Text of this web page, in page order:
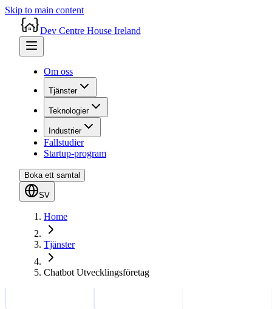
Skip to main content
Dev Centre House Ireland
Om oss
Tjänster
Teknologier
Industrier
Fallstudier
Startup-program
Boka ett samtal
SV
Home
Tjänster
Chatbot Utvecklingsföretag